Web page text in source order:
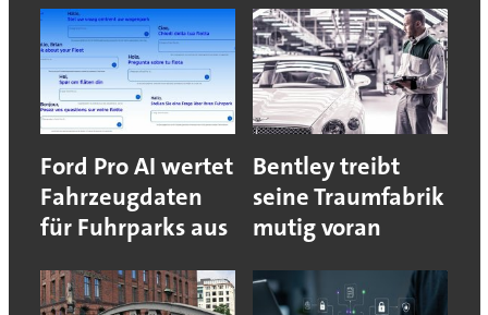
Ford Pro AI wertet
Fahrzeugdaten
für Fuhrparks aus
Bentley treibt
seine Traumfabrik
mutig voran